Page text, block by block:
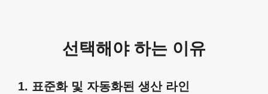
선택해야 하는 이유
1. 표준화 및 자동화된 생산 라인